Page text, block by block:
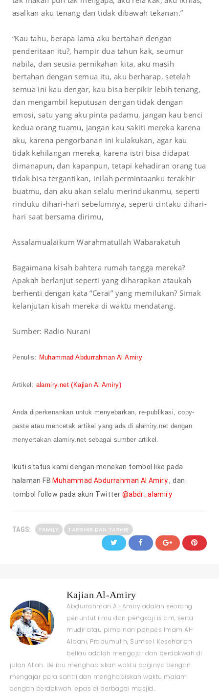
asalkan aku tenang dan tidak dibawah tekanan.”
“Kau tahu, berapa lama aku bertahan dengan
penderitaan itu?, hampir dua tahun kak, seumur
nabila, dan seusia pernikahan kita, aku masih
bertahan dengan semua itu, aku berharap, setelah
semua ini kau dengar, kau bisa berpikir lebih tenang,
dan mengambil keputusan dengan tidak dengan
emosi, satu yang aku pinta padamu, jangan kau benci
kedua orang tuamu, jangan kau sakiti mereka karena
aku, karena pengorbanan ini kulakukan, agar kau
tidak kehilangan mereka, karena istri bisa didapat
dimanapun, dan kapanpun, tetapi kehadiran orang tua
tidak bisa tergantikan, inilah permintaanku terakhir
buatmu, dan aku akan selalu merindukanmu, seperti
rinduku dihari-hari sebelumnya, seperti cintaku dihari-
hari saat bersama dirimu,
Assalamualaikum Warahmatullah Wabarakatuh
Bagaimana kisah bahtera rumah tangga mereka?
Apakah berlanjut seperti yang diharapkan ataukah
berhenti dengan kata “Cerai” yang memilukan? Simak
kelanjutan kisah mereka di waktu mendatang.
Sumber: Radio Nurani
Penulis : Muhammad Abdurrahman Al Amiry
Artikel : alamiry.net (Kajian Al Amiry)
Anda diperkenankan untuk menyebarkan, re-publikasi, copy-
paste atau mencetak artikel yangada di alamiry.net dengan
menyertakan alamiry.net sebagai sumber artikel.
Ikuti status kami dengan menekan tombol like pada
halaman FB Muhammad Abdurrahman Al Amiry, dan
tombol follow pada akun Twitter @abdr_alamiry
TAGS: FAMILY TARGHIB DAN TARHIB
Kajian Al-Amiry
Abdurrahman Al-Amiry adalah seorang
penuntut ilmu dan pengkaji islam, serta
mudir atau pimpinan ponpes Imam Al-
Albani, Prabumulih, Sumsel. Keseharian
beliau adalah mengajar dan berdakwah di
jalan Allah. Beliau menghabiskan waktu paginya dengan
mengajar para santri dan menghabiskan waktu malam
dengan berdakwah lepas di berbagai masjid..